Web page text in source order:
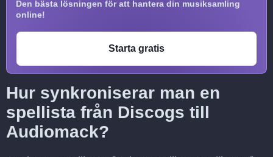
Den bästa lösningen för att hantera din musiksamling
online!
Starta gratis
Hur synkroniserar man en
spellista från Discogs till
Audiomack?